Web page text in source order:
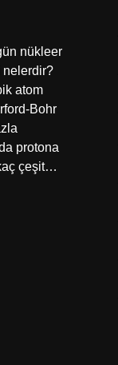
nükleer
nelerdir?
atom
Bohr
protona
çeşit…